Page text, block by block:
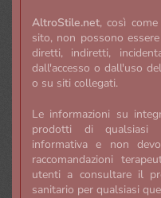
AltroStile.net, così
sito, non possono
diretti, indiretti,
dall'accesso o dall'uso
o su siti collegati.
Le informazioni su
prodotti di qualsiasi
informativa e non
raccomandazioni
utenti a consultare il
sanitario per qualsiasi